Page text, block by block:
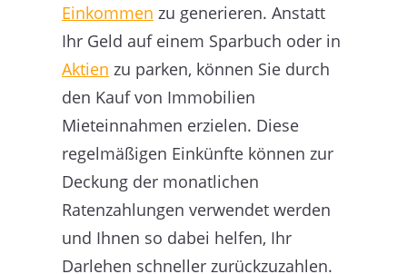
Einkommen zu generieren. Anstatt
Ihr Geld auf einem Sparbuch oder in
Aktien zu parken, können Sie durch
den Kauf von Immobilien
Mieteinnahmen erzielen. Diese
regelmäßigen Einkünfte können zur
Deckung der monatlichen
Ratenzahlungen verwendet werden
und Ihnen so dabei helfen, Ihr
Darlehen schneller zurückzuzahlen.